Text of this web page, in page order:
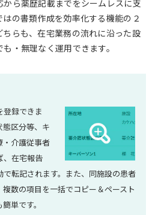
ら薬歴記載までをシームレスに支
の書類作成を効率化する機能の２
らも、在宅業務の流れに沿った設
・無理なく運用できます。
登録できま
態区分等、キ
・介護従事者
、在宅報告
転記されます。また、同施設の患者
数の項目を一括でコピー＆ペースト
単です。